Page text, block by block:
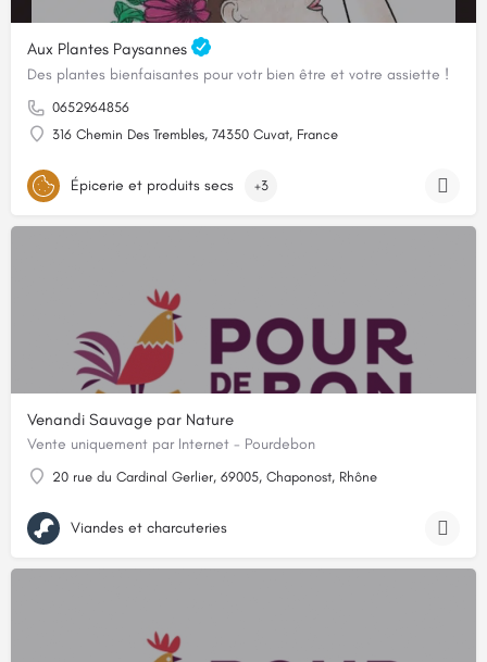
Aux Plantes Paysannes
Des plantes bienfaisantes pour votr bien être et votre assiette !
0652964856
316 Chemin Des Trembles, 74350 Cuvat, France
Épicerie et produits secs +3
Venandi Sauvage par Nature
Vente uniquement par Internet - Pourdebon
20 rue du Cardinal Gerlier, 69005, Chaponost, Rhône
Viandes et charcuteries